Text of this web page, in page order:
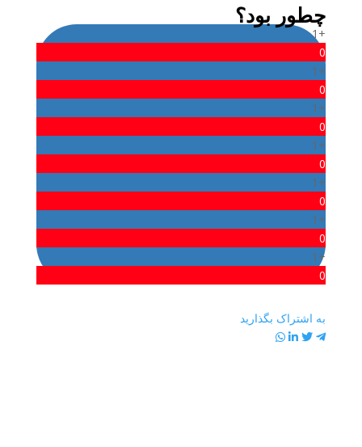
چطور بود؟
+1
0
+1
0
+1
0
+1
0
+1
0
+1
0
+1
0
به اشتراک بگذارید